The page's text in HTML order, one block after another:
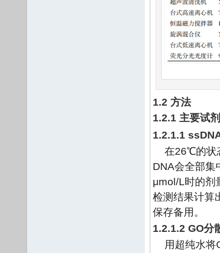
1.2 方法
1.2.1 主要试
1.2.1.1
在26℃的状
DNA会全部集
μmol/L时的剂
检测结果计算
保存备用。
1.2.1.2 GO分
用超纯水